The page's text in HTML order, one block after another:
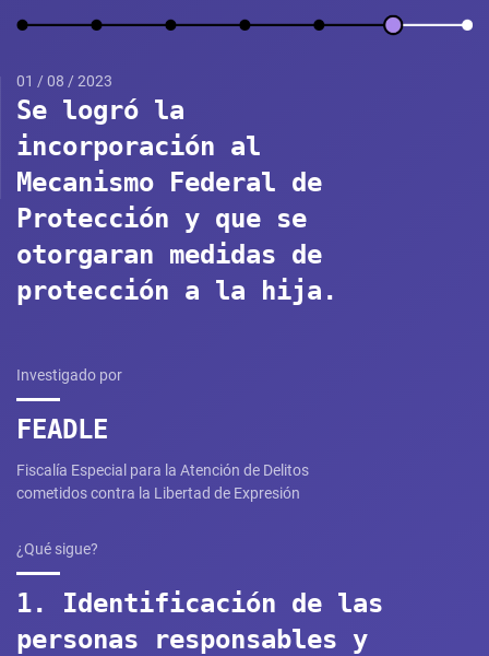
01 / 08 / 2023
Se logró la
incorporación al
Mecanismo Federal de
Protección y que se
otorgaran medidas de
protección a la hija.
Investigado por
FEADLE
Fiscalía Especial para la Atención de Delitos
cometidos contra la Libertad de Expresión
¿Qué sigue?
1. Identificación de las
personas responsables y